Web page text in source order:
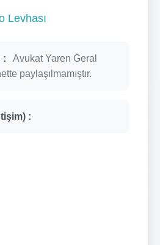
Levhası
:
Avukat Yaren Geral
paylaşılmamıştır.
: